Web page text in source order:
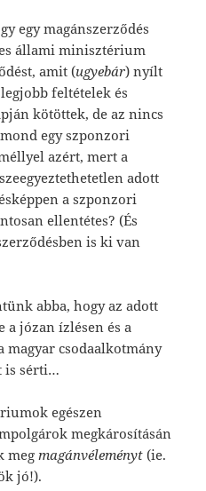
egy magánszerződés
állami minisztérium
amit (ugyebár) nyílt
feltételek és
kötöttek, de az nincs
egy szponzori
azért, mert a
adott
a szponzori
ellentétes? (És
is ki van
abba, hogy az adott
a józan ízlésen és a
csodaalkotmány
is sérti…
egészen
megkárosításán
meg magánvéleményt(ie.
jó!).